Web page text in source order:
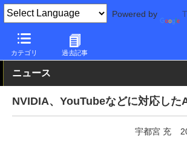
Powered by
カテゴリ 過去記事
PC Watch 半導体/周辺機器
ニュース
NVIDIA、YouTubeなどに対応した
宇都宮 充